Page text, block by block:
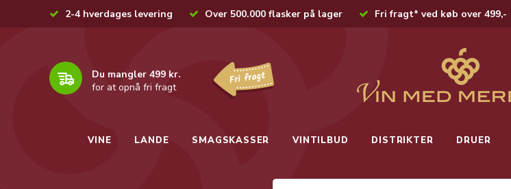
2-4 hverdages levering Over 500.000 flasker på lager Fri fragt* ved køb over 499,-
Du mangler 499 kr.
for at opnå fri fragt
VINE LANDE SMAGSKASSER VINTILBUD DISTRIKTER DRUER